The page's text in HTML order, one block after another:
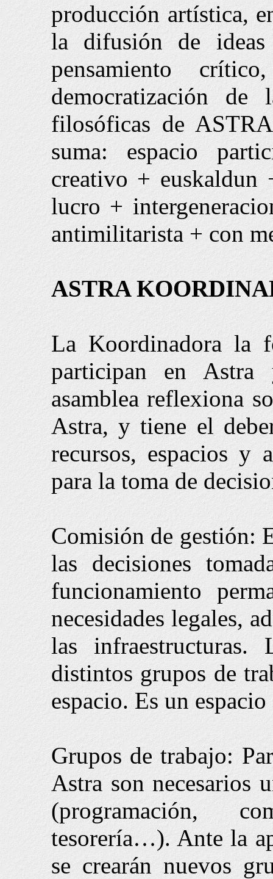
producción artística,
la difusión de
pensamiento
democratización de
filosóficas de
suma: espacio
creativo +
lucro +
antimilitarista + con
ASTRA
La Koordinadora la
participan en Astra
asamblea reflexiona
Astra, y tiene el
recursos, espacios y
para la toma de
Comisión de gestión:
las decisiones
funcionamiento
necesidades legales,
las infraestructuras.
distintos grupos de
espacio. Es un
Grupos de trabajo:
Astra son necesarios
(programación,
tesorería…). Ante la
se crearán nuevos